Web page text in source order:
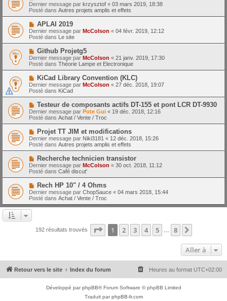
s
a
g
u
m
e
s
s
a
g
e
o
u
v
a
u
m
e
s
s
a
g
e
Dernier message par krzysztof « 03 mars 2019, 18:38
Posté dans Autres projets amplis et effets
N
o
u
v
a
u
m
e
s
a
g
e
APLAI 2019
Dernier message par McColson « 04 févr. 2019, 12:12
Posté dans Le site
N
o
u
v
e
a
u
m
e
s
s
a
g
e
Github Projetg5
Dernier message par McColson « 21 janv. 2019, 17:30
Posté dans Théorie Lampe et Electronique
N
o
u
v
e
u
m
e
s
a
g
e
KiCad Library Convention (KLC)
Dernier message par McColson « 27 déc. 2018, 19:07
Posté dans KiCad
N
o
u
v
e
a
u
m
e
s
a
g
e
Testeur de composants actifs DT-155 et pont LCR DT-9930
Dernier message par Pote Gui « 19 déc. 2018, 12:16
Posté dans Achat / Vente / Troc
N
o
u
v
e
a
u
m
e
s
a
g
e
Projet TT JIM et modifications
Dernier message par Niki3181 « 12 déc. 2018, 15:26
Posté dans Autres projets amplis et effets
N
o
u
v
e
a
u
m
e
g
Recherche technicien transistor
Dernier message par McColson « 30 oct. 2018, 11:12
Posté dans Café discut'
N
o
u
v
e
m
e
Rech HP 10" / 4 Ohms
Dernier message par ChopSauce « 04 mars 2018, 15:44
Posté dans Achat / Vente / Troc
192 résultats trouvés Page 1sur8
1 2 3 4 5 8
Aller à
Retour vers le site Index du forum Heures au format UTC+02:00
Développé parphpBB® Forum Software © phpBB Limited
Traduit parphpBB-fr.com